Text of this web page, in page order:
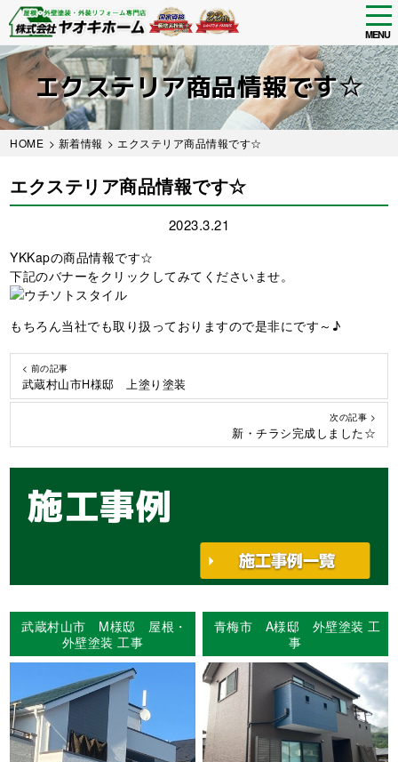
Skip
to
main
content
MENU
エクステリア商品情報です☆
HOME > 新着情報 > エクステリア商品情報です☆
エクステリア商品情報です☆
2023.3.21
YKKapの商品情報です☆
下記のバナーをクリックしてみてくださいませ。
もちろん当社でも取り扱っておりますので是非にです～♪
< 前の記事
武蔵村山市H様邸 上塗り塗装
次の記事 >
新・チラシ完成しました☆
施工事例
武蔵村山市 M様邸 屋根・
外壁塗装 工事
青梅市 A様邸 外壁塗装 工
事